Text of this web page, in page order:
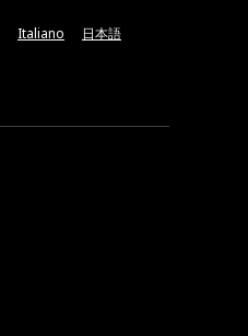
Italiano 日本語